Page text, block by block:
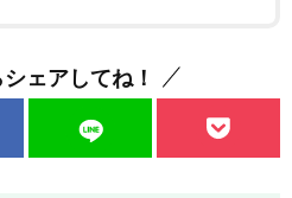
ェアしてね！